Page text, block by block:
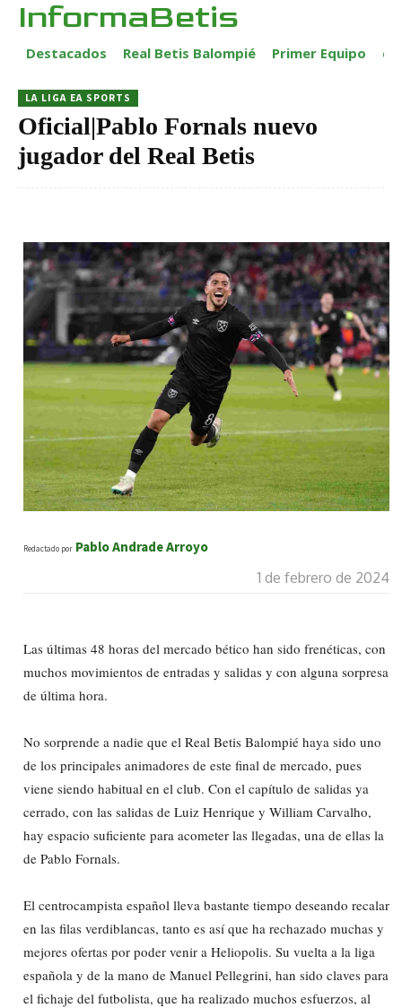
InformaBetis
Destacados Real Betis Balompié Primer Equipo
LA LIGA EA SPORTS
Oficial|Pablo Fornals nuevo
jugador del Real Betis
Redactado por Pablo Andrade Arroyo
1 de febrero de 2024
Las últimas 48 horas del mercado bético han sido frenéticas, con
muchos movimientos de entradas y salidas y con alguna sorpresa
de última hora.
No sorprende a nadie que el Real Betis Balompié haya sido uno
de los principales animadores de este final de mercado, pues
viene siendo habitual en el club. Con el capítulo de salidas ya
cerrado, con las salidas de Luiz Henrique y William Carvalho,
hay espacio suficiente para acometer las llegadas, una de ellas la
de Pablo Fornals.
El centrocampista español lleva bastante tiempo deseando recalar
en las filas verdiblancas, tanto es así que ha rechazado muchas y
mejores ofertas por poder venir a Heliopolis. Su vuelta a la liga
española y de la mano de Manuel Pellegrini, han sido claves para
el fichaje del futbolista, que ha realizado muchos esfuerzos, al